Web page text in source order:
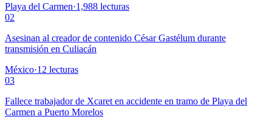
Playa del Carmen·1,988 lecturas
02
Asesinan al creador de contenido César Gastélum durante
transmisión en Culiacán
México·12 lecturas
03
Fallece trabajador de Xcaret en accidente en tramo de Playa del
Carmen a Puerto Morelos